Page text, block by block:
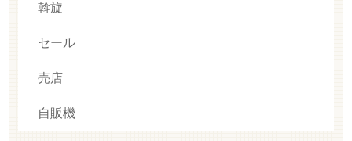
斡旋
セール
売店
自販機